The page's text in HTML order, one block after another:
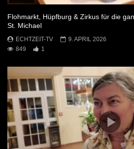
Flohmarkt, Hüpfburg & Zirkus für die
St. Michael
ECHTZEIT-TV
9. APRIL 2026
849
1